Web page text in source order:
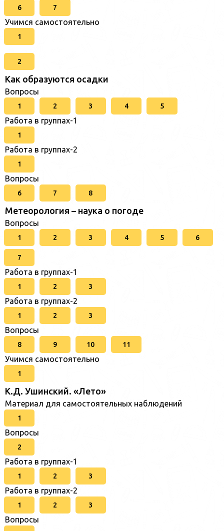
6 7
Учимся самостоятельно
1
2
Как образуются осадки
Вопросы
1 2 3 4 5
Работа в группах-1
1
Работа в группах-2
1
Вопросы
6 7 8
Метеорология – наука о погоде
Вопросы
1 2 3 4 5 6
7
Работа в группах-1
1 2 3
Работа в группах-2
1 2 3
Вопросы
8 9 10 11
Учимся самостоятельно
1
К.Д. Ушинский. «Лето»
Материал для самостоятельных наблюдений
1
Вопросы
2
Работа в группах-1
1 2 3
Работа в группах-2
1 2 3
Вопросы